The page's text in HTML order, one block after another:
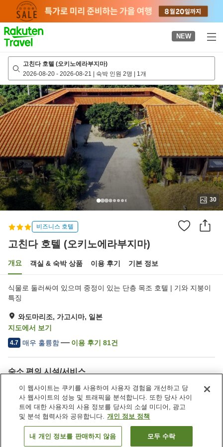
page
NEW
고친다 호텔 (오키노에라부지마)
2026-08-20 - 2026-08-21 | 숙박 인원 2명 | 1개
30
비즈니스 호텔
고친다 호텔 (오키노에라부지마)
개요 객실 & 숙박 상품 이용 후기 기본 정보
식물로 둘러싸여 있으며 중정이 있는 단층 목조 호텔 | 기와 지붕이
특징
와도마리조, 가고시마, 일본
지도에서 보기
4.7 매우 훌륭함 이용 후기 81건
숙소 편의 시설/서비스
택배
무료 티백
픽업 및 샌딩 서비스 (예약 필
요)
픽업 및 샌딩 서비스 (무료)
일본 가고시마
와도마리조
고친다 호텔 (오키노에라부지마)객실 보기
이 웹사이트는 쿠키를 사용하여 사용자 경험을 개선하고 당
사 웹사이트의 성능 및 트래픽을 분석합니다. 또한 당사 사이
트에 대한 사용자의 사용 정보를 당사의 소셜 미디어, 광고
및 분석 협력사와 공유합니다. 개인 정보 정책
내 개인 정보를 판매하지 않음 모두 수락